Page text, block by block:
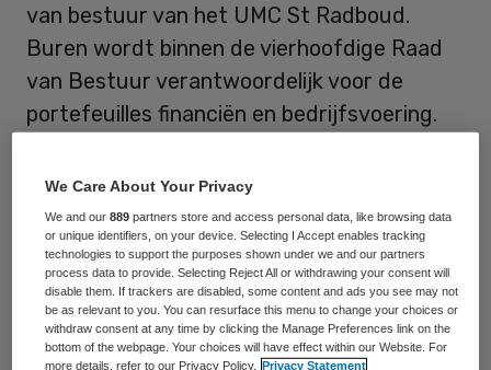
van bestuur van het UMC St Radboud.
Buren wordt binnen de vierhoofdige Raad
van Bestuur verantwoordelijk voor de
portefeuilles financiën en bedrijfsvoering.
Verandertrajecten
Buren is sinds 1990 werkzaam bij het VU
medisch centrum, de laatste tijd als
directeur Financiën. Eerder wasBurenals
manager bedrijfsvoering verbonden aan
We Care About Your Privacy
We and our889 partners store and access personal data, like browsing data
or unique identifiers, on your device. Selecting I Accept enables tracking
technologies to support the purposes shown under we and our partners
process data to provide. Selecting Reject All or withdrawing your consent will
disable them. If trackers are disabled, some content and ads you see may not
be as relevant to you. You can resurface this menu to change your choices or
withdraw consent at any time by clicking the Manage Preferences link on the
bottom of the webpage. Your choices will have effect within our Website. For
more details, refer to our Privacy Policy.
Privacy Statement